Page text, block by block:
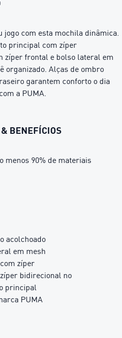
jogo com esta mochila dinâmica.
principal com zíper
zíper frontal e bolso lateral em
organizado. Alças de ombro
garantem conforto o dia
a PUMA.
BENEFÍCIOS
menos 90% de materiais
acolchoado
em mesh
zíper
bidirecional no
principal
PUMA